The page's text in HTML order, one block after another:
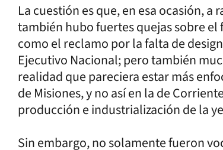
La cuestión es que, en esa ocasión,
también hubo fuertes quejas sobre el
como el reclamo por la falta de
Ejecutivo Nacional; pero también
realidad que pareciera estar más
de Misiones, y no así en la de
producción e industrialización de la
Sin embargo, no solamente fueron